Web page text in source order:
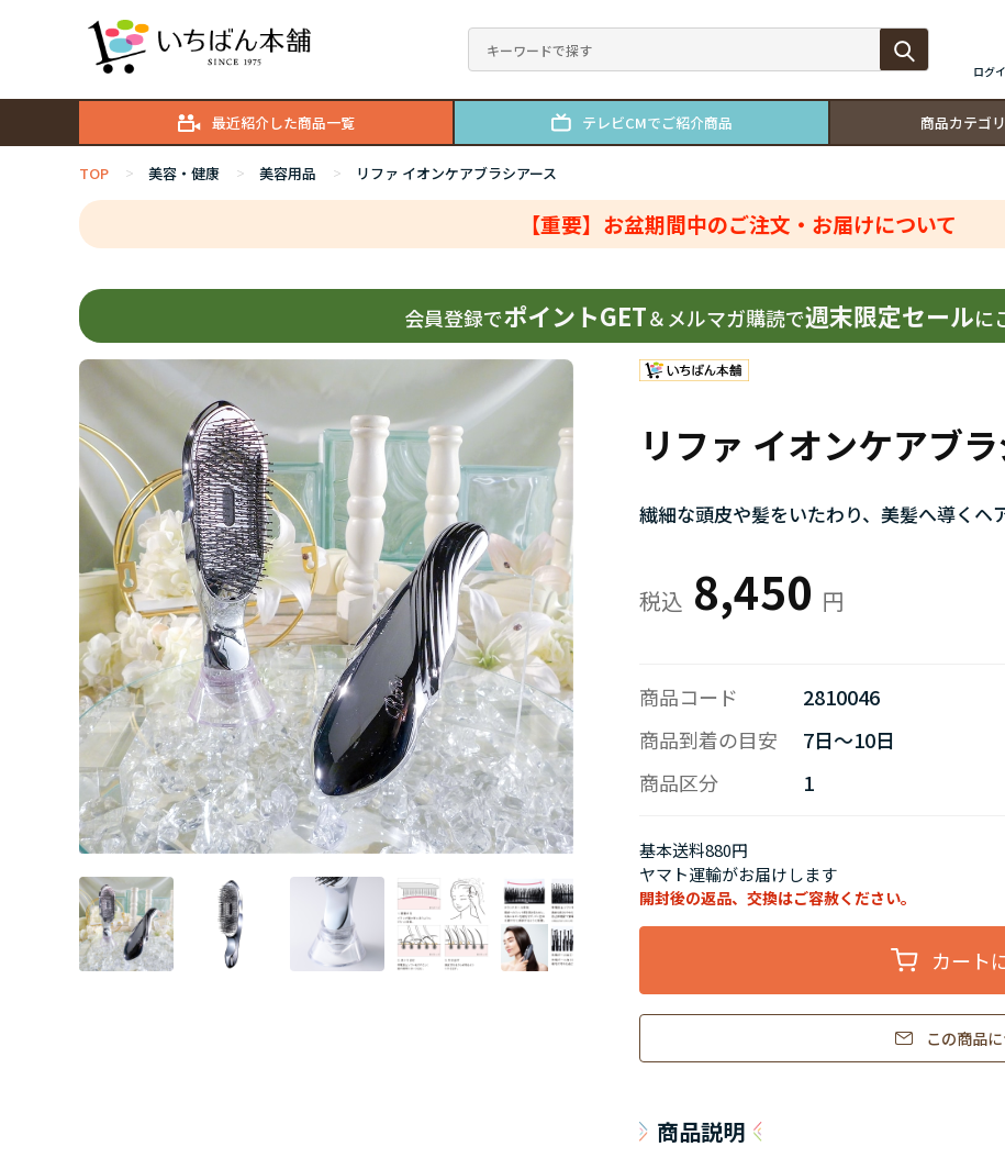
ログ
最近紹介した商品一覧 テレビCMでご紹介商品 商品カテゴリ
TOP 美容・健康 美容用品 リファ イオンケアブラシアース
【重要】お盆期間中のご注文・お届けについて
会員登録でポイントGET＆メルマガ購読で週末限定セールに
繊細な頭皮や髪をいたわり、美髪へ導くヘ
リファ イオンケアブ
8,450
商品コード
2810046
商品到着の目安
7日～10日
商品区分
1
カート
この商品
基本送料880円
ヤマト運輸がお届けします
開封後の返品、交換はご容赦ください。
商品説明